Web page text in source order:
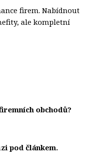
firem. Nabídnout
ale kompletní
obchodů?
pod článkem.